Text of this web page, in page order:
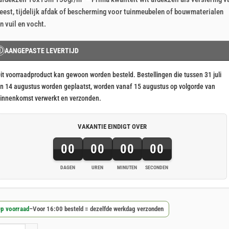
tijdelijk afdak of bescherming voor tuinmeubelen of bouwmaterialen
vuil en vocht.
AANGEPASTE LEVERTIJD
voorraadproduct kan gewoon worden besteld. Bestellingen die tussen 31 juli
14 augustus worden geplaatst, worden vanaf 15 augustus op volgorde van
verwerkt en verzonden.
VAKANTIE EINDIGT OVER
00
DAGEN
00
UREN
00
MINUTEN
00
SECONDEN
voorraad–Voor 16:00 besteld = dezelfde werkdag verzonden